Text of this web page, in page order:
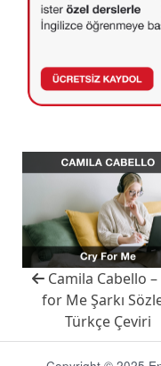
Camila Cabello –
for Me Şarkı
Türkçe Çeviri